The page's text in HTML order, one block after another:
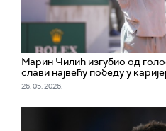
Марин Чилић изгубио од
слави највећу победу у
26. 05. 2026.